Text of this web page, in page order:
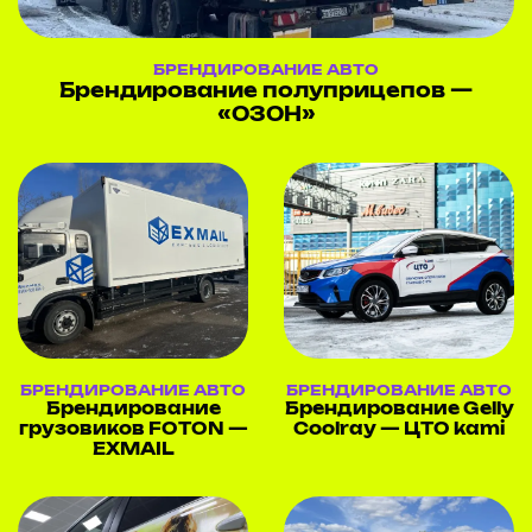
БРЕНДИРОВАНИЕ АВТО
Брендирование полуприцепов —
«ОЗОН»
БРЕНДИРОВАНИЕ АВТО
Брендирование
грузовиков FOTON —
EXMAIL
БРЕНДИРОВАНИЕ АВТО
Брендирование Gelly
Coolray — ЦТО kami